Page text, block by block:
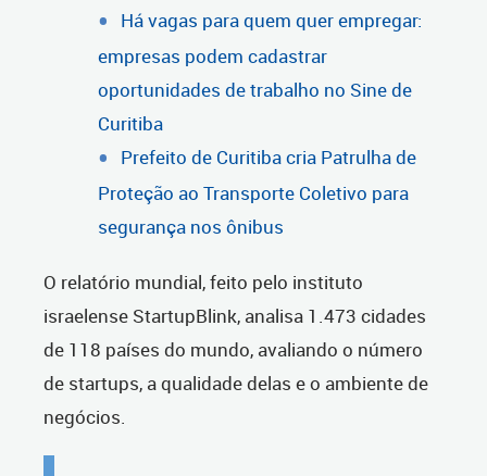
Há vagas para quem quer empregar:
empresas podem cadastrar
oportunidades de trabalho no Sine de
Curitiba
Prefeito de Curitiba cria Patrulha de
Proteção ao Transporte Coletivo para
segurança nos ônibus
O relatório mundial, feito pelo instituto
israelense StartupBlink, analisa 1.473 cidades
de 118 países do mundo, avaliando o número
de startups, a qualidade delas e o ambiente de
negócios.